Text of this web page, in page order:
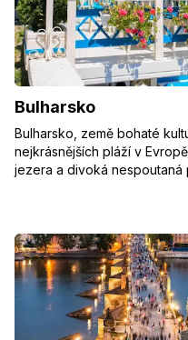
Bulharsko
Bulharsko, země bohaté
nejkrásnějších pláží v
jezera a divoká nespoutaná